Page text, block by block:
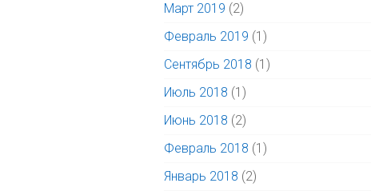
Март 2019 (2)
Февраль 2019 (1)
Сентябрь 2018 (1)
Июль 2018 (1)
Июнь 2018 (2)
Февраль 2018 (1)
Январь 2018 (2)